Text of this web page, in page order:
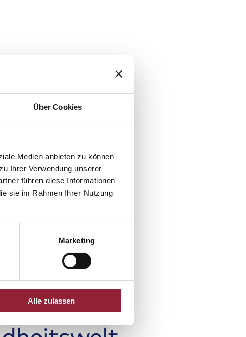
Über Cookies
Medien anbieten zu können
Ihrer Verwendung unserer
führen diese Informationen
sie im Rahmen Ihrer Nutzung
Marketing
Alle zulassen
F., Cobos Muñoz, D.,
(GiveCare): a mixed-